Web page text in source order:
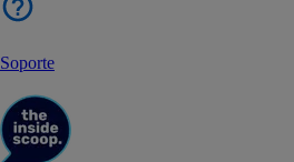
Soporte